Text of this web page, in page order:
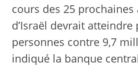
cours des 25
d’Israël devrait
personnes contre 9,7
indiqué la banque